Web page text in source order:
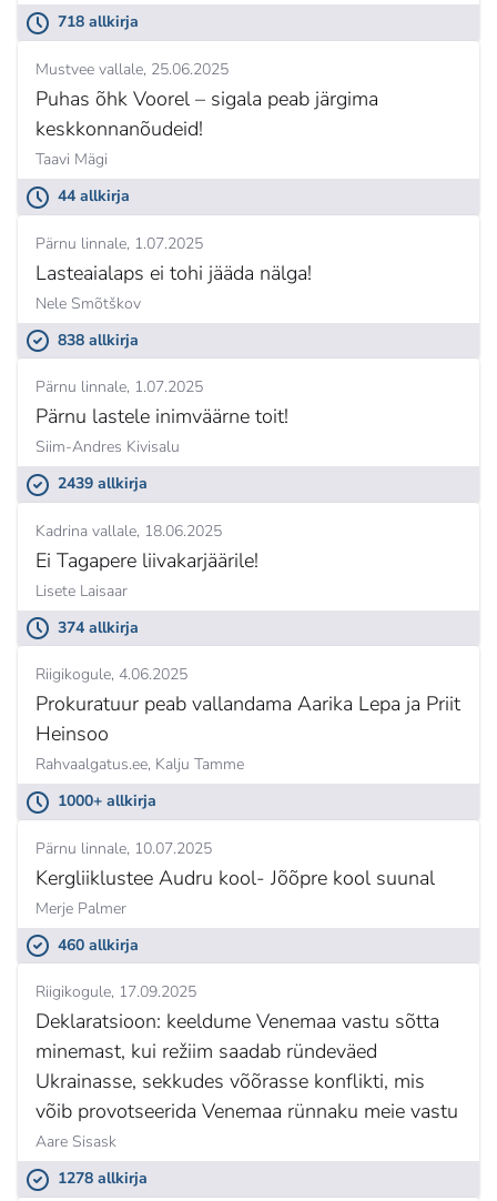
718 allkirja
Mustvee vallale 25.06.2025
Puhas õhk Voorel – sigala peab järgima
keskkonnanõudeid!
Taavi Mägi
44 allkirja
Pärnu linnale 1.07.2025
Lasteaialaps ei tohi jääda nälga!
Nele Smõtškov
838 allkirja
Pärnu linnale 1.07.2025
Pärnu lastele inimväärne toit!
Siim-Andres Kivisalu
2439 allkirja
Kadrina vallale 18.06.2025
Ei Tagapere liivakarjäärile!
Lisete Laisaar
374 allkirja
Riigikogule 4.06.2025
Prokuratuur peab vallandama Aarika Lepa ja Priit
Heinsoo
Rahvaalgatus.ee, Kalju Tamme
1000+ allkirja
Pärnu linnale 10.07.2025
Kergliiklustee Audru kool- Jõõpre kool suunal
Merje Palmer
460 allkirja
Riigikogule 17.09.2025
Deklaratsioon: keeldume Venemaa vastu sõtta
minemast, kui režiim saadab ründeväed
Ukrainasse, sekkudes võõrasse konflikti, mis
võib provotseerida Venemaa rünnaku meie vastu
Aare Sisask
1278 allkirja